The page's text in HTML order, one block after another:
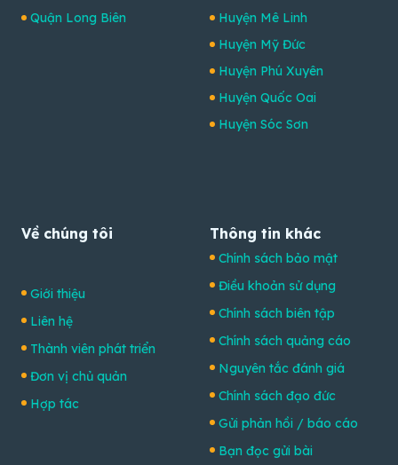
Quận Long Biên
Huyện Mê Linh
Huyện Mỹ Đức
Huyện Phú Xuyên
Huyện Quốc Oai
Huyện Sóc Sơn
Về chúng tôi
Giới thiệu
Liên hệ
Thành viên phát triển
Đơn vị chủ quản
Hợp tác
Thông tin khác
Chính sách bảo mật
Điều khoản sử dụng
Chính sách biên tập
Chính sách quảng cáo
Nguyên tắc đánh giá
Chính sách đạo đức
Gửi phản hồi / báo cáo
Bạn đọc gửi bài